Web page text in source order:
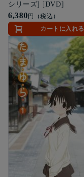
シリーズ] [DVD]
6,380円（税込）
カートに入れる